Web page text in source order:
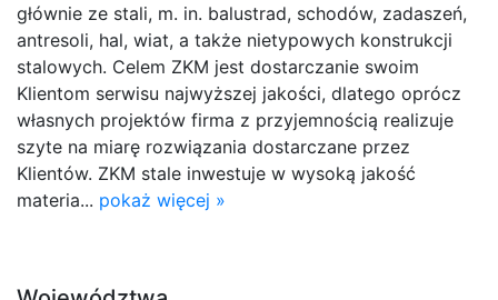
głównie ze stali, m. in. balustrad, schodów, zadaszeń,
antresoli, hal, wiat, a także nietypowych konstrukcji
stalowych. Celem ZKM jest dostarczanie swoim
Klientom serwisu najwyższej jakości, dlatego oprócz
własnych projektów firma z przyjemnością realizuje
szyte na miarę rozwiązania dostarczane przez
Klientów. ZKM stale inwestuje w wysoką jakość
materia... pokaż więcej »